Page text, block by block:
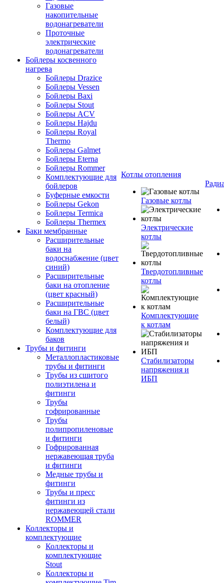
Газовые
накопительные
водонагреватели
Проточные
электрические
водонагреватели
Бойлеры косвенного
нагрева
Бойлеры Drazice
Бойлеры Vessen
Бойлеры Baxi
Бойлеры Stout
Бойлеры ACV
Бойлеры Hajdu
Бойлеры Royal
Thermo
Бойлеры Galmet
Бойлеры Eterna
Бойлеры Rommer
Комплектующие для
бойлеров
Буферные емкости
Бойлеры Gekon
Бойлеры Termica
Бойлеры Thermex
Баки мембранные
Расширительные
баки на
водоснабжение (цвет
синий)
Расширительные
баки на отопление
(цвет красный)
Расширительные
баки на ГВС (цвет
белый)
Комплектующие для
баков
Трубы и фитинги
Металлопластиковые
трубы и фитинги
Трубы из сшитого
полиэтилена и
фитинги
Трубы
гофрированные
Трубы
полипропиленовые
и фитинги
Гофрированная
нержавеющая труба
и фитинги
Медные трубы и
фитинги
Трубы и пресс
фитинги из
нержавеющей стали
ROMMER
Коллекторы и
комплектующие
Коллекторы и
комплектующие
Stout
Коллекторы и
Котлы отопления
Газовые котлы
Электрические
котлы
Твердотопливные
котлы
Комплектующие
к котлам
Стабилизаторы
напряжения и
ИБП